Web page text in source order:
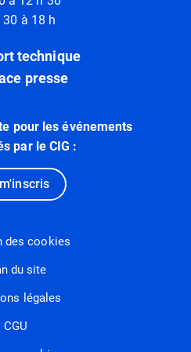
30 à 18 h
technique
presse
pour les événements
par le CIG :
des cookies
du site
légales
CGU